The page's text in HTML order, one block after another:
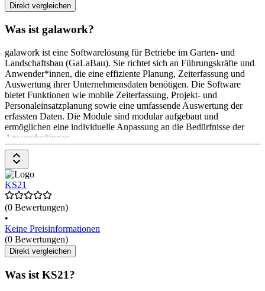
Direkt vergleichen
Was ist galawork?
galawork ist eine Softwarelösung für Betriebe im Garten- und
Landschaftsbau (GaLaBau). Sie richtet sich an Führungskräfte und
Anwender*innen, die eine effiziente Planung, Zeiterfassung und
Auswertung ihrer Unternehmensdaten benötigen. Die Software
bietet Funktionen wie mobile Zeiterfassung, Projekt- und
Personaleinsatzplanung sowie eine umfassende Auswertung der
erfassten Daten. Die Module sind modular aufgebaut und
ermöglichen eine individuelle Anpassung an die Bedürfnisse der
Anwender*innen
KS21
(0 Bewertungen)
•
Keine Preisinformationen
(0 Bewertungen)
Direkt vergleichen
Was ist KS21?